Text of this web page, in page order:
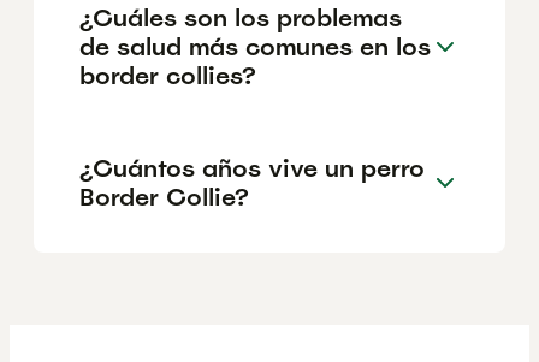
¿Cuáles son los problemas
de salud más comunes en los
border collies?
¿Cuántos años vive un perro
Border Collie?